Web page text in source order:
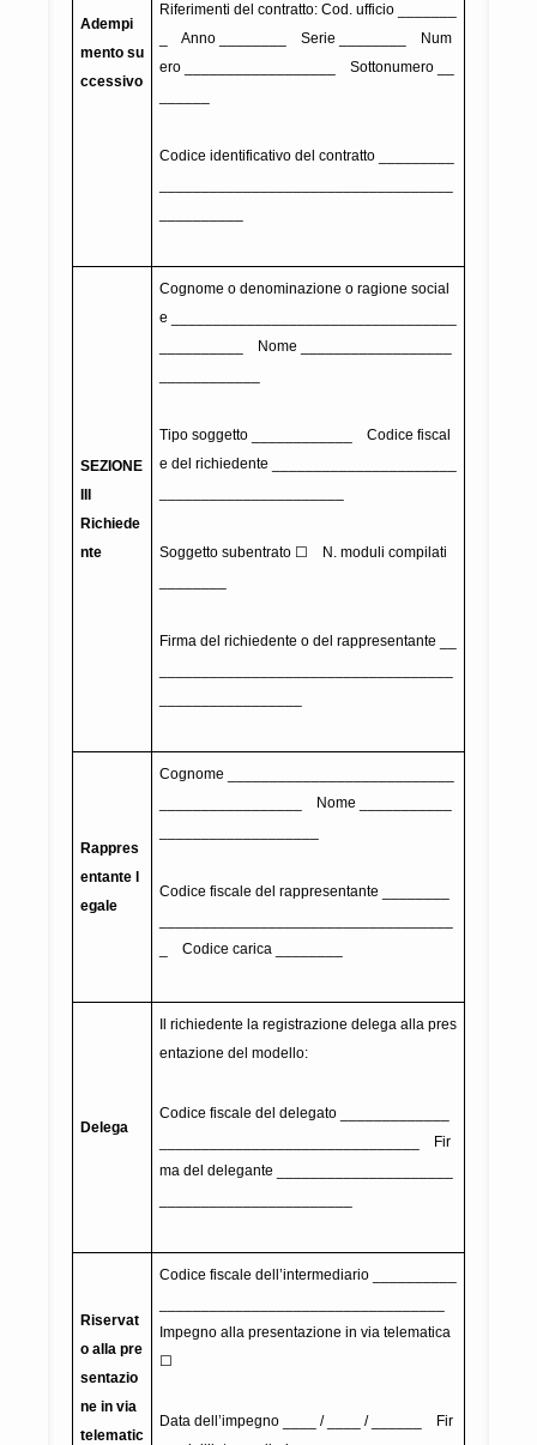
Adempi
mento su
ccessivo
Riferimenti del contratto: Cod. ufficio _______
_ Anno ________ Serie ________ Num
ero __________________ Sottonumero __
Codice identificativo del contratto _________
SEZIONE
Richiede
nte
Cognome o denominazione o ragione social
e __________________________________
__________ Nome __________________
Tipo soggetto ____________ Codice fiscal
e del richiedente ______________________
Soggetto subentrato ☐ N. moduli compilati
Firma del richiedente o del rappresentante __
Rappres
entante l
egale
Cognome ___________________________
_________________ Nome ___________
Codice fiscale del rappresentante ________
_ Codice carica ________
Delega
Il richiedente la registrazione delega alla pres
entazione del modello:
Codice fiscale del delegato _____________
_______________________________ Fir
ma del delegante _____________________
Riservat
o alla pre
sentazio
ne in via
telematic
Codice fiscale dell’intermediario __________
Impegno alla presentazione in via telematica
☐
Data dell’impegno ____ / ____ / ______ Fir